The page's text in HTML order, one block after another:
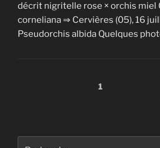
décrit nigritelle rose × orchis miel
corneliana ⇒ Cervières (05), 16
Pseudorchis albida Quelques
1